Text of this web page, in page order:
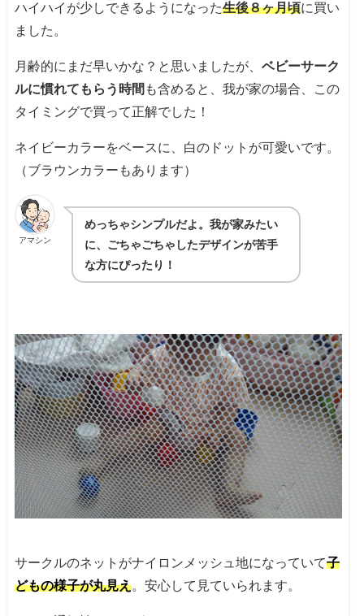
ハイハイが少しできるようになった生後８ヶ月頃に買い
ました。
月齢的にまだ早いかな？と思いましたが、 ベビーサーク
ルに慣れてもらう時間 も含めると、我が家の場合、この
タイミングで買って正解でした！
ネイビーカラーをベースに、白のドットが可愛いです。
（ブラウンカラーもあります）
アマシン
めっちゃシンプルだよ。我が家みたい
に、ごちゃごちゃしたデザインが苦手
な方にぴったり！
サークルのネットがナイロンメッシュ地になっていて子
どもの様子が丸見え 。安心して見ていられます。